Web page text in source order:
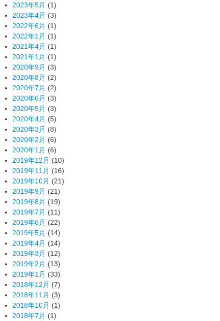
2023年5月 (1)
2023年4月 (3)
2022年6月 (1)
2022年1月 (1)
2021年4月 (1)
2021年1月 (1)
2020年9月 (3)
2020年8月 (2)
2020年7月 (2)
2020年6月 (3)
2020年5月 (3)
2020年4月 (5)
2020年3月 (8)
2020年2月 (6)
2020年1月 (6)
2019年12月 (10)
2019年11月 (16)
2019年10月 (21)
2019年9月 (21)
2019年8月 (19)
2019年7月 (11)
2019年6月 (22)
2019年5月 (14)
2019年4月 (14)
2019年3月 (12)
2019年2月 (13)
2019年1月 (33)
2018年12月 (7)
2018年11月 (3)
2018年10月 (1)
2018年7月 (1)